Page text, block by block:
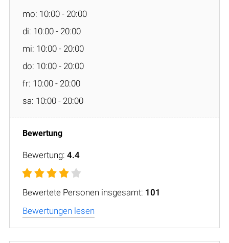
mo: 10:00 - 20:00
di: 10:00 - 20:00
mi: 10:00 - 20:00
do: 10:00 - 20:00
fr: 10:00 - 20:00
sa: 10:00 - 20:00
Bewertung: 4.4
Bewertete Personen insgesamt: 101
Bewertungen lesen